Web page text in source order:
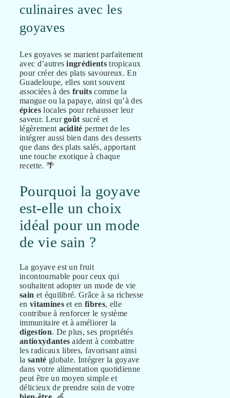
culinaires avec les
goyaves
Les goyaves se marient parfaitement
avec d’autresingrédients tropicaux
pour créer des plats savoureux. En
Guadeloupe, elles sont souvent
associées à desfruits comme la
mangue ou la papaye, ainsi qu’à des
épiceslocales pour rehausser leur
saveur. Leurgoût sucré et
légèrement acidité permet de les
intégrer aussi bien dans des desserts
que dans des plats salés, apportant
une touche exotique à chaque
recette. 🌴
Pourquoi la goyave
est-elle un choix
idéal pour un mode
de vie sain ?
La goyave est un fruit
incontournable pour ceux qui
souhaitent adopter un mode de vie
sain et équilibré. Grâce à sa richesse
en vitamineset enfibres, elle
contribue à renforcer le système
immunitaire et à améliorer la
digestion. De plus, ses propriétés
antioxydantes aident à combattre
les radicaux libres, favorisant ainsi
la santé globale. Intégrer la goyave
dans votre alimentation quotidienne
peut être un moyen simple et
délicieux de prendre soin de votre